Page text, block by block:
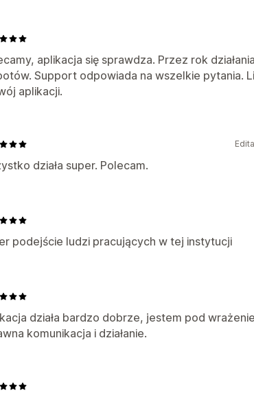
aplikacja się sprawdza. Przez rok
Support odpowiada na wszelkie pytania.
aplikacji.
działa super. Polecam.
podejście ludzi pracujących w tej instytucji
działa bardzo dobrze, jestem pod
komunikacja i działanie.